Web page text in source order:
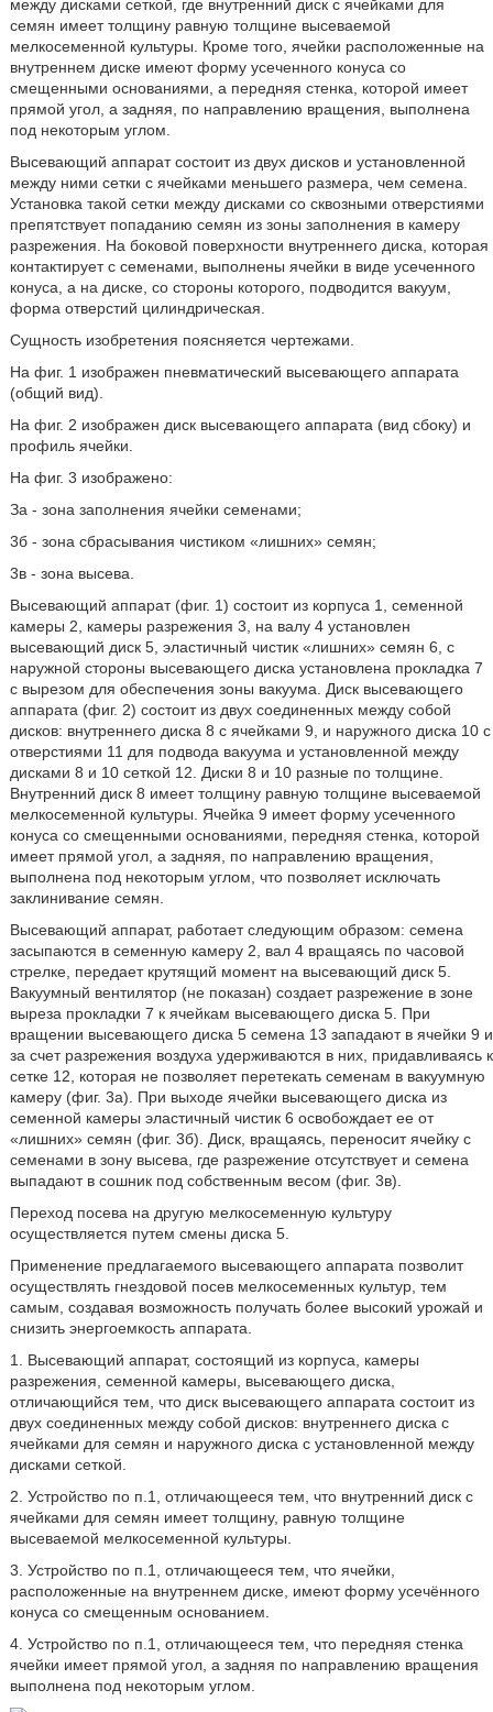
между дисками сеткой, где внутренний диск с ячейками для
семян имеет толщину равную толщине высеваемой
мелкосеменной культуры. Кроме того, ячейки расположенные на
внутреннем диске имеют форму усеченного конуса со
смещенными основаниями, а передняя стенка, которой имеет
прямой угол, а задняя, по направлению вращения, выполнена
под некоторым углом.
Высевающий аппарат состоит из двух дисков и установленной
между ними сетки с ячейками меньшего размера, чем семена.
Установка такой сетки между дисками со сквозными отверстиями
препятствует попаданию семян из зоны заполнения в камеру
разрежения. На боковой поверхности внутреннего диска, которая
контактирует с семенами, выполнены ячейки в виде усеченного
конуса, а на диске, со стороны которого, подводится вакуум,
форма отверстий цилиндрическая.
Сущность изобретения поясняется чертежами.
На фиг. 1 изображен пневматический высевающего аппарата
(общий вид).
На фиг. 2 изображен диск высевающего аппарата (вид сбоку) и
профиль ячейки.
На фиг. 3 изображено:
За - зона заполнения ячейки семенами;
3б - зона сбрасывания чистиком «лишних» семян;
3в - зона высева.
Высевающий аппарат (фиг. 1) состоит из корпуса 1, семенной
камеры 2, камеры разрежения 3, на валу 4 установлен
высевающий диск 5, эластичный чистик «лишних» семян 6, с
наружной стороны высевающего диска установлена прокладка 7
с вырезом для обеспечения зоны вакуума. Диск высевающего
аппарата (фиг. 2) состоит из двух соединенных между собой
дисков: внутреннего диска 8 с ячейками 9, и наружного диска 10 с
отверстиями 11 для подвода вакуума и установленной между
дисками 8 и 10 сеткой 12. Диски 8 и 10 разные по толщине.
Внутренний диск 8 имеет толщину равную толщине высеваемой
мелкосеменной культуры. Ячейка 9 имеет форму усеченного
конуса со смещенными основаниями, передняя стенка, которой
имеет прямой угол, а задняя, по направлению вращения,
выполнена под некоторым углом, что позволяет исключать
заклинивание семян.
Высевающий аппарат, работает следующим образом: семена
засыпаются в семенную камеру 2, вал 4 вращаясь по часовой
стрелке, передает крутящий момент на высевающий диск 5.
Вакуумный вентилятор (не показан) создает разрежение в зоне
выреза прокладки 7 к ячейкам высевающего диска 5. При
вращении высевающего диска 5 семена 13 западают в ячейки 9 и
за счет разрежения воздуха удерживаются в них, придавливаясь к
сетке 12, которая не позволяет перетекать семенам в вакуумную
камеру (фиг. 3а). При выходе ячейки высевающего диска из
семенной камеры эластичный чистик 6 освобождает ее от
«лишних» семян (фиг. 3б). Диск, вращаясь, переносит ячейку с
семенами в зону высева, где разрежение отсутствует и семена
выпадают в сошник под собственным весом (фиг. 3в).
Переход посева на другую мелкосеменную культуру
осуществляется путем смены диска 5.
Применение предлагаемого высевающего аппарата позволит
осуществлять гнездовой посев мелкосеменных культур, тем
самым, создавая возможность получать более высокий урожай и
снизить энергоемкость аппарата.
1. Высевающий аппарат, состоящий из корпуса, камеры
разрежения, семенной камеры, высевающего диска,
отличающийся тем, что диск высевающего аппарата состоит из
двух соединенных между собой дисков: внутреннего диска с
ячейками для семян и наружного диска с установленной между
дисками сеткой.
2. Устройство по п.1, отличающееся тем, что внутренний диск с
ячейками для семян имеет толщину, равную толщине
высеваемой мелкосеменной культуры.
3. Устройство по п.1, отличающееся тем, что ячейки,
расположенные на внутреннем диске, имеют форму усечённого
конуса со смещенным основанием.
4. Устройство по п.1, отличающееся тем, что передняя стенка
ячейки имеет прямой угол, а задняя по направлению вращения
выполнена под некоторым углом.